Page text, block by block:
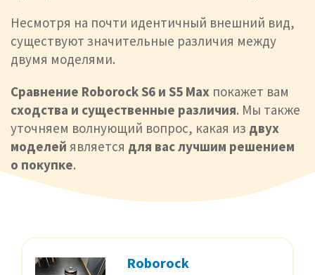
Несмотря на почти идентичный внешний вид,
существуют значительные различия между
двумя моделями.
Сравнение Roborock S6 и S5 Max покажет вам
сходства и существенные различия. Мы также
уточняем волнующий вопрос, какая из двух
моделей является для вас лучшим решением
о покупке.
Roborock